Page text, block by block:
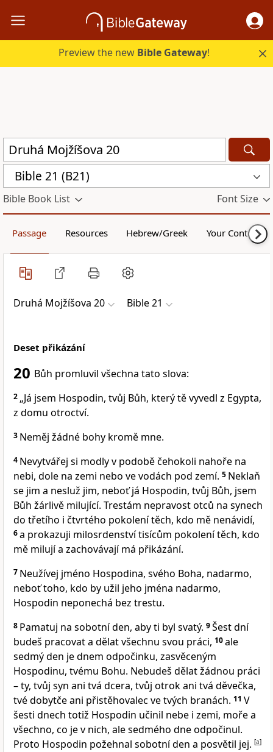
Preview the new Bible Gateway!
Bible 21 (B21)
Bible Book List Font Size
Passage Resources Hebrew/Greek Your Content
Druhá Mojžíšova 20 Bible 21
Deset přikázání
20 Bůh promluvil všechna tato slova:
2 „Já jsem Hospodin, tvůj Bůh, který tě vyvedl z Egypta,
z domu otroctví.
3 Neměj žádné bohy kromě mne.
4 Nevytvářej si modly v podobě čehokoli nahoře na
nebi, dole na zemi nebo ve vodách pod zemí. 5 Neklaň
se jim a nesluž jim, neboť já Hospodin, tvůj Bůh, jsem
Bůh žárlivě milující. Trestám nepravost otců na synech
do třetího i čtvrtého pokolení těch, kdo mě nenávidí,
6a prokazuji milosrdenství tisícům pokolení těch, kdo
mě milují a zachovávají má přikázání.
7 Neužívej jméno Hospodina, svého Boha, nadarmo,
neboť toho, kdo by užil jeho jména nadarmo,
Hospodin neponechá bez trestu.
8 Pamatuj na sobotní den, aby ti byl svatý. 9Šest dní
budeš pracovat a dělat všechnu svou práci, 10ale
sedmý den je dnem odpočinku, zasvěceným
Hospodinu, tvému Bohu. Nebudeš dělat žádnou práci
– ty, tvůj syn ani tvá dcera, tvůj otrok ani tvá děvečka,
tvé dobytče ani přistěhovalec ve tvých branách. 11 V
šesti dnech totiž Hospodin učinil nebe i zemi, moře a
všechno, co je v nich, ale sedmého dne odpočinul.
Proto Hospodin požehnal sobotní den a posvětil jej. [a]